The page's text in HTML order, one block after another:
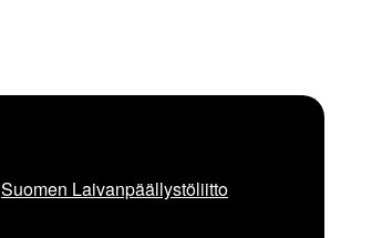
Suomen Laivanpäällystöliitto